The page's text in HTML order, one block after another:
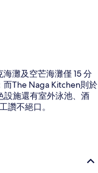
灘及空芒海灘僅 15 分
而The Naga Kitchen則於
設施還有室外泳池、酒
讚不絕口。